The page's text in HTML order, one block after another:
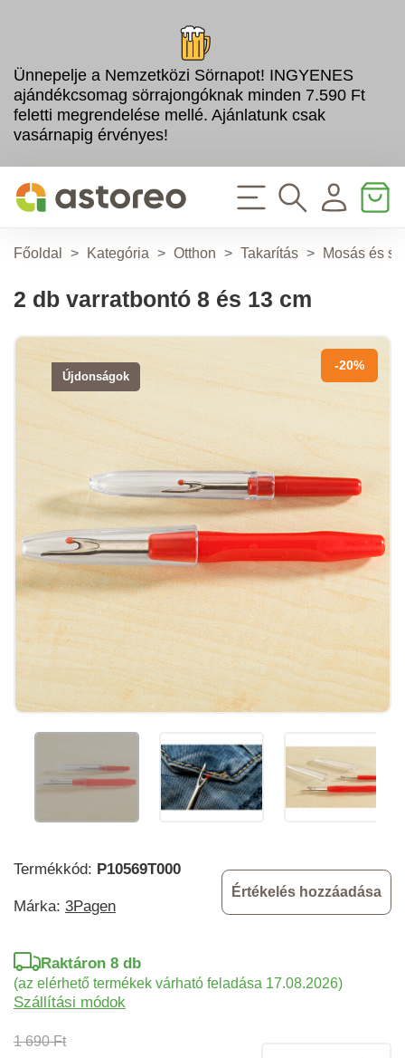
Ünnepelje a Nemzetközi Sörnapot! INGYENES
ajándékcsomag sörrajongóknak minden 7.590 Ft
feletti megrendelése mellé. Ajánlatunk csak
vasárnapig érvényes!
Főoldal > Kategória > Otthon > Takarítás > Mosás és
2 db varratbontó 8 és 13 cm
Újdonságok
-20%
Termékkód: P10569T000
Márka: 3Pagen
Értékelés hozzáadása
1 690 Ft
Raktáron 8 db
(az elérhető termékek várható feladása 17.08.2026)
Szállítási módok